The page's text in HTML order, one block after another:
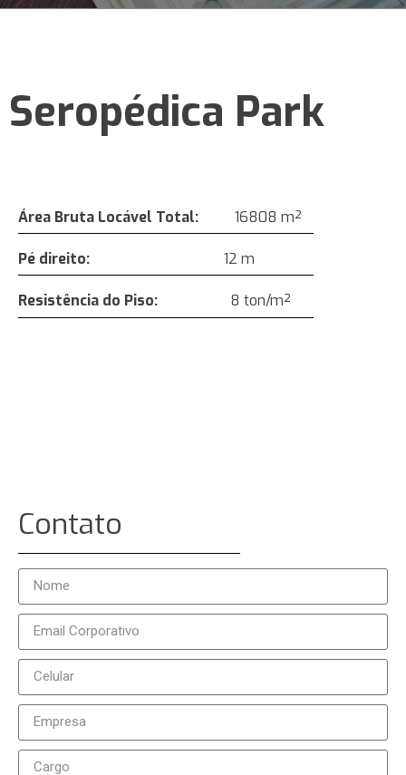
Seropédica Park
Área Bruta Locável Total: 16808 m²
Pé direito: 12 m
Resistência do Piso: 8 ton/m²
Contato